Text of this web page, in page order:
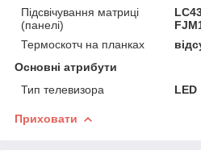
Підсвічування матриці
(панелі)
Термоскотч на планках
Основні атрибути
Тип телевизора
LED
Приховати